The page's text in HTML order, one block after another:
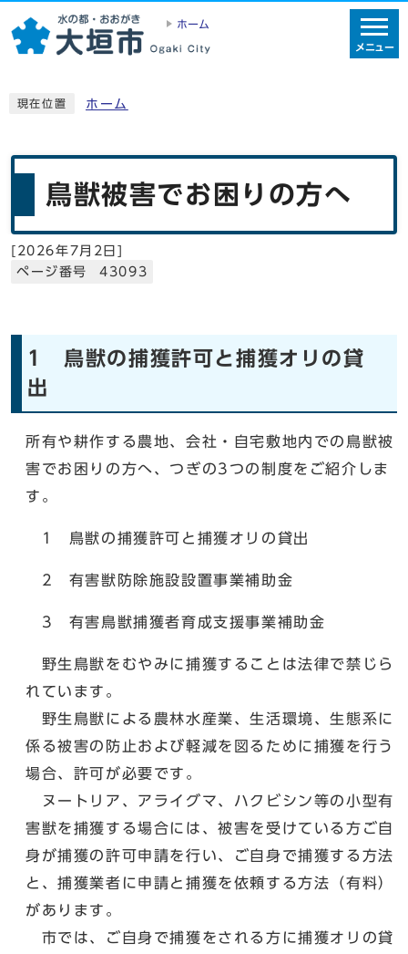
ホーム
メニュー
現在位置 ホーム
鳥獣被害でお困りの方へ
[ 2026年7月2日]
ページ番号 43093
1 鳥獣の捕獲許可と捕獲オリの貸
出
所有や耕作する農地、会社・自宅敷地内での鳥獣被
害でお困りの方へ、つぎの3つの制度をご紹介しま
す。
1 鳥獣の捕獲許可と捕獲オリの貸出
2 有害獣防除施設設置事業補助金
3 有害鳥獣捕獲者育成支援事業補助金
野生鳥獣をむやみに捕獲することは法律で禁じら
れています。
野生鳥獣による農林水産業、生活環境、生態系に
係る被害の防止および軽減を図るために捕獲を行う
場合、許可が必要です。
ヌートリア、アライグマ、ハクビシン等の小型有
害獣を捕獲する場合には、被害を受けている方ご自
身が捕獲の許可申請を行い、ご自身で捕獲する方法
と、捕獲業者に申請と捕獲を依頼する方法（有料）
があります。
市では、ご自身で捕獲をされる方に捕獲オリの貸